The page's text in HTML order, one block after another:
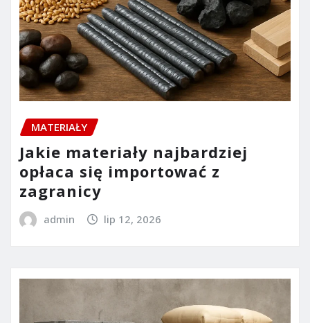
MATERIAŁY
Jakie materiały najbardziej
opłaca się importować z
zagranicy
admin lip 12, 2026